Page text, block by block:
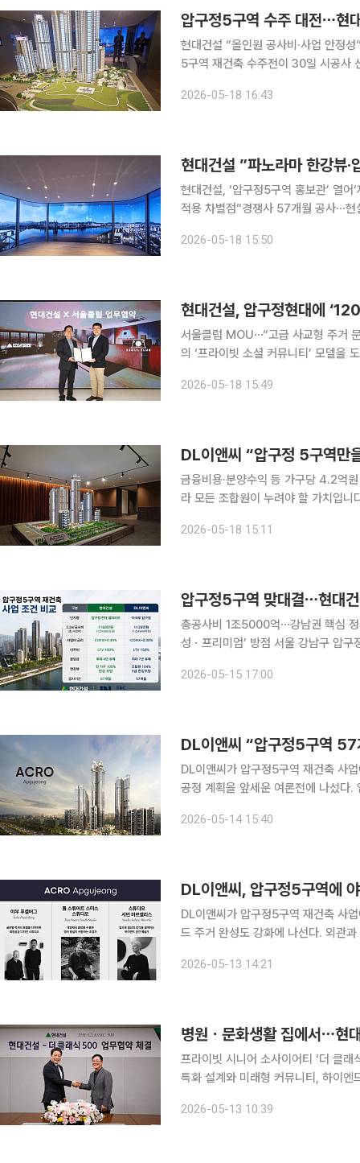
현대건설 “올인원 공사비·사업 안정성”DL이
5구역 재건축 수주전이 30일 시공사
건, 한강 조망 특화 설계 등 5구역 맞
2026-05-18 16:43
현대건설 ”파노라마 한강뷰
현대건설, ‘압구정5구역 홍보관’ 열
적용 차별점“경쟁사 57개월 공사⋯현실성 떨어져” 240도 파노라마 조
대비 탁 트인 한강 조망을 강점으로
2026-05-18 15:50
현대건설, 압구정현대에
서울클럽 MOU⋯“고급 사교형 주거 문화 구현” 현대건설이 압구정 재건축
의 ‘프라이빗 소셜 커뮤니티’ 모델을
사교클럽인 서울클럽과 업무협약
2026-05-18 15:49
DL이앤씨 “압구정 5구역만
금융비용·분양수익 등 가구당 4.2억원 우위 주장 “한강 조망과 남향은 일
라 모든 조합원이 누려야 할 가치입니다.” 서울 강남구 압구정5구역 재건축 수주전이 30
설계 특화 등을 앞세워 조합원 표심
2026-05-18 15:11
총공사비 1조5000억⋯강남권 핵심 정
성ㆍ프리미엄’ 방점 서울 강남구 압구정5구역 재건축 수주전이 단순 브랜드 경쟁을 넘어 공사비와
앞세워 사업 안정성과 복합개발 구상
2026-05-15 17:00
DL이앤씨 “압구정5구역
DL이앤씨가 압구정5구역 재건축 사
공정 계획을 앞세운 여론전에 나섰다
이다. DL이앤씨는 14일 “압구정5
2026-05-14 15:40
DL이앤씨, 압구정5구역에
DL이앤씨가 압구정5구역 재건축 사
드 주거 완성도 강화에 나선다. 외관
디자인에 글로벌 럭셔리 공간 디자인
2026-05-13 14:21
병원ㆍ문화생활 집에서⋯현
프라이빗 시니어 소사이어티 ‘더 클래식 500’과 협약 현대건설이 압
특화 설계와 미래형 커뮤니티, 하이
2026-05-13 10:39